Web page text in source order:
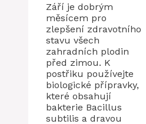
Září je dobrým
měsícem pro
zlepšení zdravotního
stavu všech
zahradních plodin
před zimou. K
postřiku používejte
biologické přípravky,
které obsahují
bakterie Bacillus
subtilis a dravou